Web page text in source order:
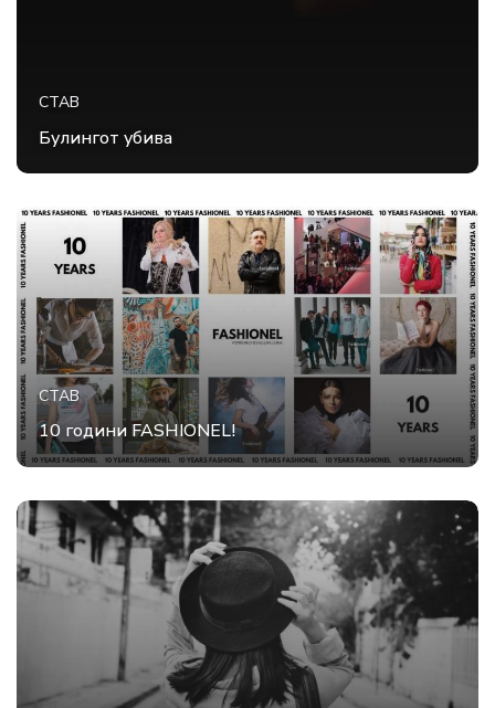
СТАВ
Булингот убива
СТАВ
10 години FASHIONEL!